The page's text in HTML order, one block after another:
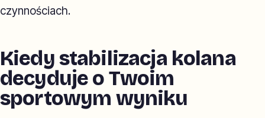
czynnościach.
Kiedy stabilizacja kolana
decyduje o Twoim
sportowym wyniku